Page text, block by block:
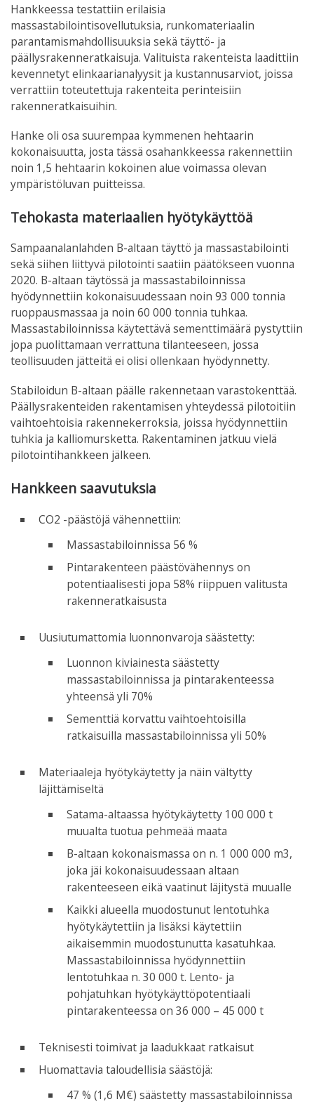
Hankkeessa testattiin erilaisia
massastabilointisovellutuksia, runkomateriaalin
parantamismahdollisuuksia sekä täyttö- ja
päällysrakenneratkaisuja. Valituista rakenteista laadittiin
kevennetyt elinkaarianalyysit ja kustannusarviot, joissa
verrattiin toteutettuja rakenteita perinteisiin
rakenneratkaisuihin.
Hanke oli osa suurempaa kymmenen hehtaarin
kokonaisuutta, josta tässä osahankkeessa rakennettiin
noin 1,5 hehtaarin kokoinen alue voimassa olevan
ympäristöluvan puitteissa.
Tehokasta materiaalien hyötykäyttöä
Sampaanalanlahden B-altaan täyttö ja massastabilointi
sekä siihen liittyvä pilotointi saatiin päätökseen vuonna
2020. B-altaan täytössä ja massastabiloinnissa
hyödynnettiin kokonaisuudessaan noin 93 000 tonnia
ruoppausmassaa ja noin 60 000 tonnia tuhkaa.
Massastabiloinnissa käytettävä sementtimäärä pystyttiin
jopa puolittamaan verrattuna tilanteeseen, jossa
teollisuuden jätteitä ei olisi ollenkaan hyödynnetty.
Stabiloidun B-altaan päälle rakennetaan varastokenttää.
Päällysrakenteiden rakentamisen yhteydessä pilotoitiin
vaihtoehtoisia rakennekerroksia, joissa hyödynnettiin
tuhkia ja kalliomursketta. Rakentaminen jatkuu vielä
pilotointihankkeen jälkeen.
Hankkeen saavutuksia
CO2 -päästöjä vähennettiin:
Massastabiloinnissa 56 %
Pintarakenteen päästövähennys on
potentiaalisesti jopa 58% riippuen valitusta
rakenneratkaisusta
Uusiutumattomia luonnonvaroja säästetty:
Luonnon kiviainesta säästetty
massastabiloinnissa ja pintarakenteessa
yhteensä yli 70%
Sementtiä korvattu vaihtoehtoisilla
ratkaisuilla massastabiloinnissa yli 50%
Materiaaleja hyötykäytetty ja näin vältytty
läjittämiseltä
Satama-altaassa hyötykäytetty 100 000 t
muualta tuotua pehmeää maata
B-altaan kokonaismassa on n. 1 000 000 m3,
joka jäi kokonaisuudessaan altaan
rakenteeseen eikä vaatinut läjitystä muualle
Kaikki alueella muodostunut lentotuhka
hyötykäytettiin ja lisäksi käytettiin
aikaisemmin muodostunutta kasatuhkaa.
Massastabiloinnissa hyödynnettiin
lentotuhkaa n. 30 000 t. Lento- ja
pohjatuhkan hyötykäyttöpotentiaali
pintarakenteessa on 36 000 – 45 000 t
Teknisesti toimivat ja laadukkaat ratkaisut
Huomattavia taloudellisia säästöjä:
47 % (1,6 M€) säästetty massastabiloinnissa